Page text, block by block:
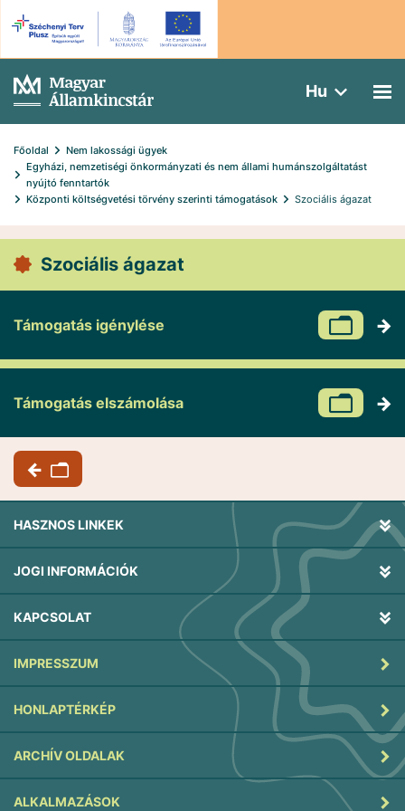
Hu
Főoldal
Nem lakossági ügyek
Egyházi, nemzetiségi önkormányzati és nem állami humánszolgáltatást
nyújtó fenntartók
Központi költségvetési törvény szerinti támogatások
Szociális ágazat
Szociális ágazat
Támogatás igénylése
Támogatás elszámolása
HASZNOS LINKEK
JOGI INFORMÁCIÓK
KAPCSOLAT
IMPRESSZUM
HONLAPTÉRKÉP
ARCHÍV OLDALAK
ALKALMAZÁSOK